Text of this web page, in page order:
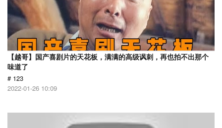
【越哥】国产喜剧片的天花板，满满的高级讽刺，再也拍不出那个
味道了
# 123
2022-01-26 10:09